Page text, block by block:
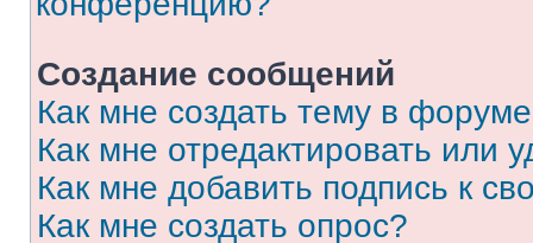
Создание сообщений
Как мне создать тему в
Как мне отредактировать или
Как мне добавить подпись к
Как мне создать опрос?